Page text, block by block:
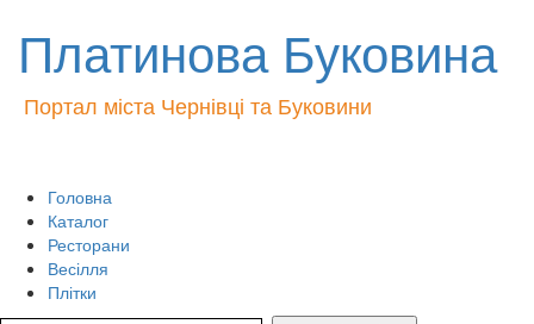
Платинова Буковина
Портал міста Чернівці та Буковини
Головна
Каталог
Ресторани
Весілля
Плітки